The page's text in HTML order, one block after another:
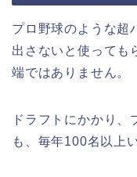
プロ野球のような超
出さないと使っても
端ではありません。
ドラフトにかかり
も、毎年100名以上